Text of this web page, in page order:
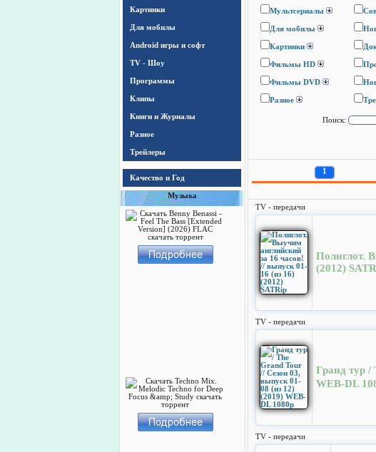
Картинки
Для мобилы
Android игры и софт
TV - Шоу
Программы
Клипы
Книги и Журналы
Разное
Трейлеры
Качество и Год
Музыка
Мультсериалы
Для мобилы
Картинки
Фильмы HD
Фильмы DVD
Разное
Поиск:
1
TV - передачи
Полиглот.
(2012)
TV - передачи
Гранд тур /
WEB-DL
TV - передачи